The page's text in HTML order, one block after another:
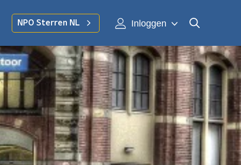
NPO Sterren NL Inloggen